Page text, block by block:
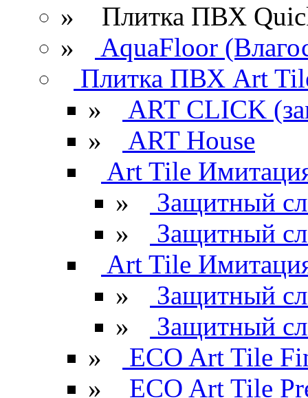
» Плитка ПВХ
»
AquaFloor
Плитка ПВХ Art
»
ART CLICK
»
ART House
Art Tile
»
Защитный
»
Защитный
Art Tile
»
Защитный
»
Защитный
»
ECO Art Tile
»
ECO Art Tile